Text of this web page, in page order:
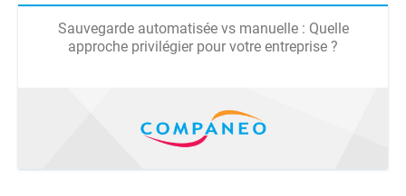
Sauvegarde automatisée vs manuelle : Quelle
approche privilégier pour votre entreprise ?